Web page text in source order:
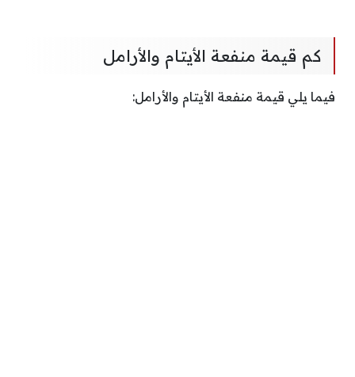
كم قيمة منفعة الأيتام والأرامل
فيما يلي قيمة منفعة الأيتام والأرامل: